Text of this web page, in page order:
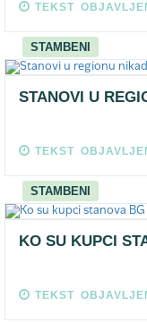
TEKST
STAMBENI
STANOVI U
TEKST
STAMBENI
KO SU KUPCI
TEKST